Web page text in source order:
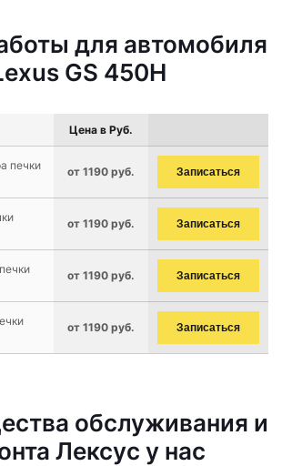
для автомобиля
GS 450H
Цена в Руб.
печки
от 1190 руб. Записаться
от 1190 руб. Записаться
от 1190 руб. Записаться
от 1190 руб. Записаться
обслуживания и
Лексус у нас